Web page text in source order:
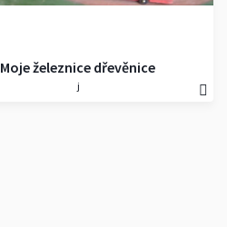
Moje železnice dřevěnice
j